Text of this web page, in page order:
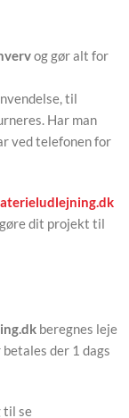
og gør alt for
til
Har man
ved telefonen for
dit projekt til
beregnes leje
der 1 dags
til se